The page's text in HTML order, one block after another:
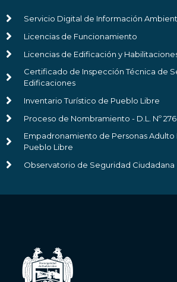
Servicio Digital de Información
Licencias de Funcionamiento
Licencias de Edificación y
Certificado de Inspección Técnica de
Edificaciones
Inventario Turístico de Pueblo Libre
Proceso de Nombramiento - D.L. Nº 276
Empadronamiento de Personas Adulto
Pueblo Libre
Observatorio de Seguridad Ciudadana